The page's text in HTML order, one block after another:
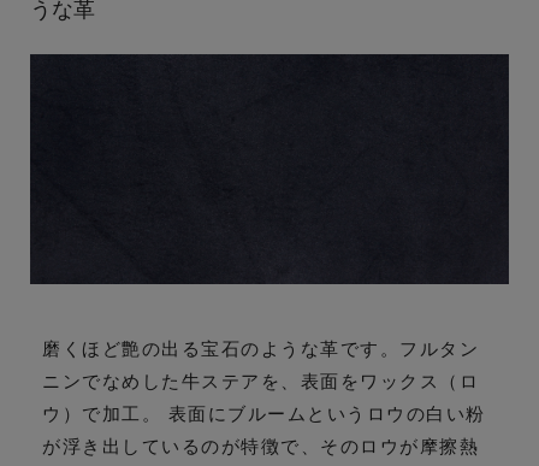
うな革
磨くほど艶の出る宝石のような革です。フルタン
ニンでなめした牛ステアを、表面をワックス（ロ
ウ）で加工。 表面にブルームというロウの白い粉
が浮き出しているのが特徴で、そのロウが摩擦熱